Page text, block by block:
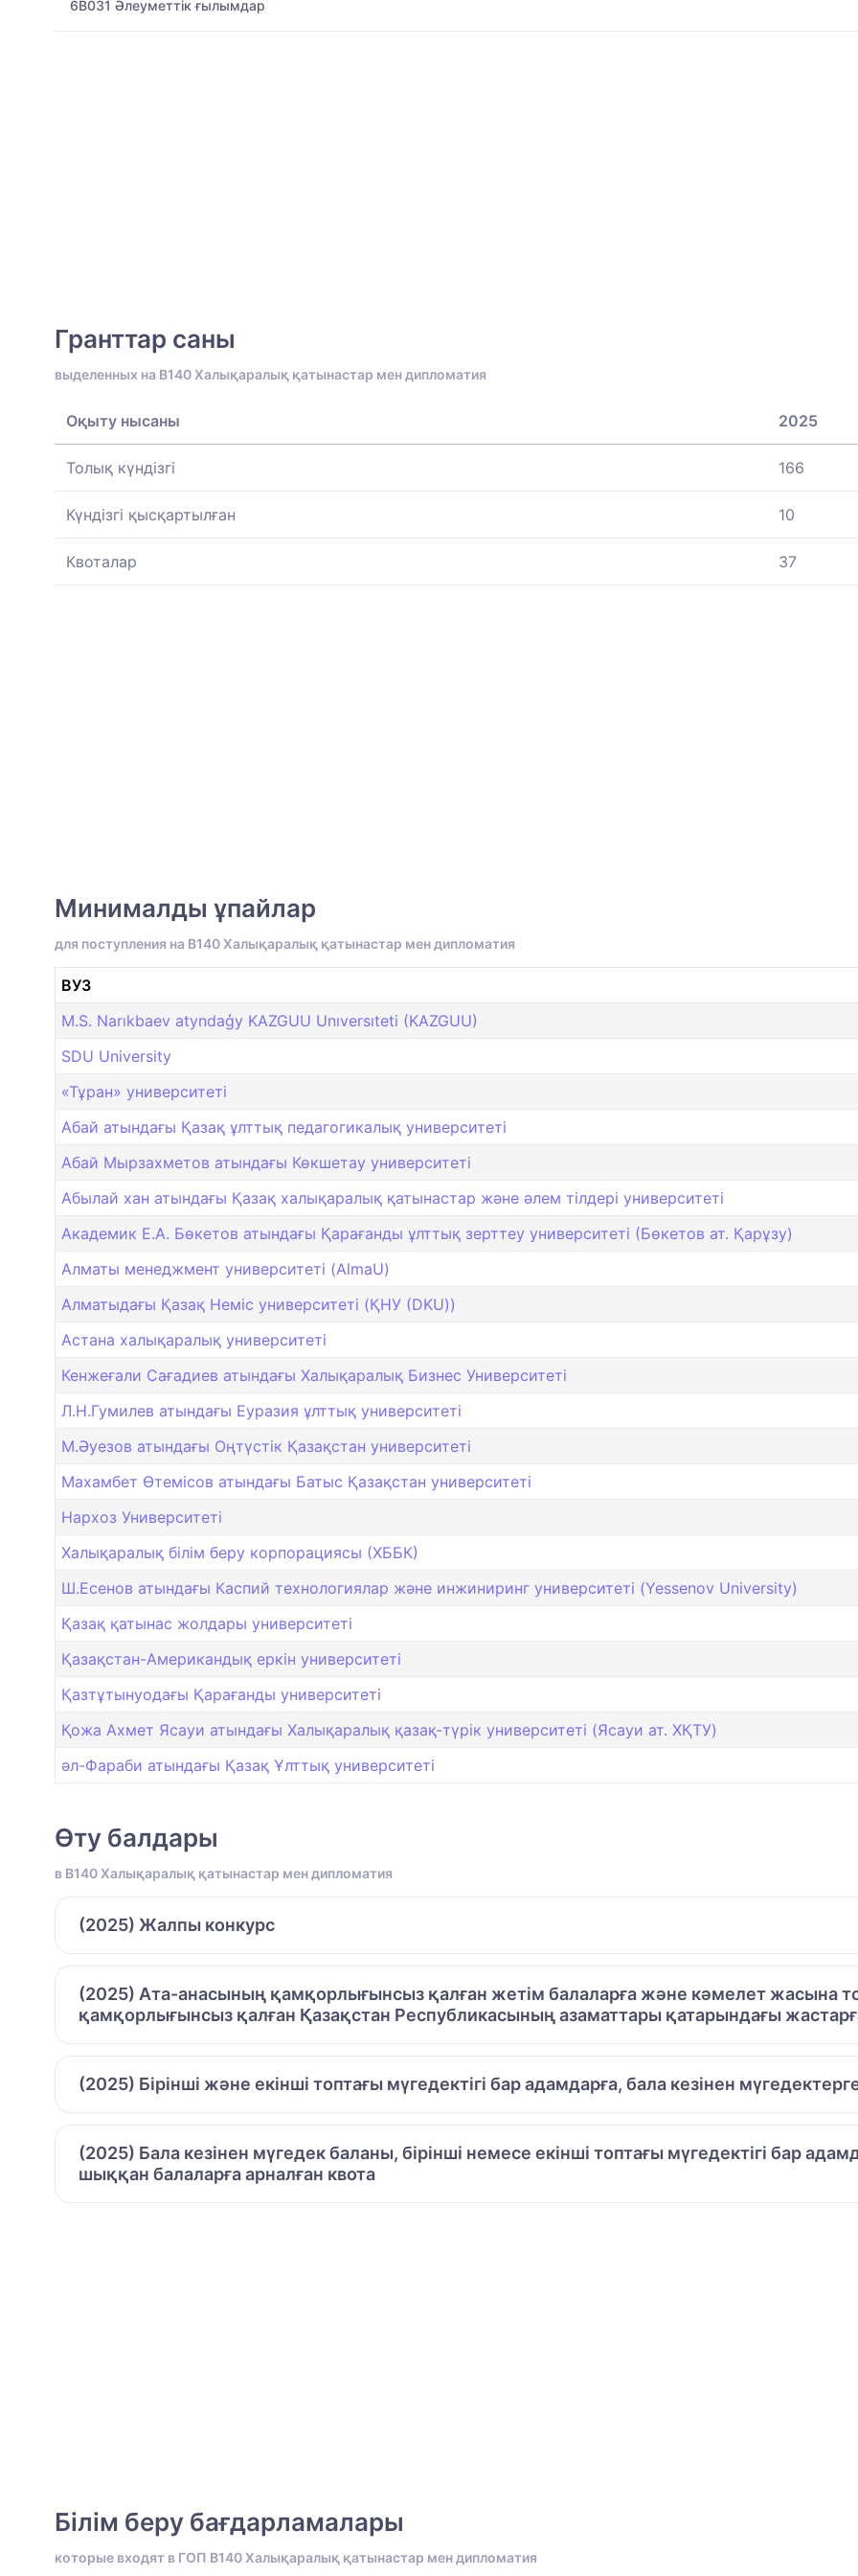
6B031 Әлеуметтік ғылымдар
Гранттар саны
выделенных на B140 Халықаралық қатынастар мен дипломатия
Оқыту нысаны 2025
Толық күндізгі 166
Күндізгі қысқартылған 10
Квоталар 37
Минималды ұпайлар
для поступления на B140 Халықаралық қатынастар мен дипломатия
ВУЗ
M.S. Narıkbaev atyndaģy KAZGUU Unıversıteti (KAZGUU)
SDU University
«Тұран» университеті
Абай атындағы Қазақ ұлттық педагогикалық университеті
Абай Мырзахметов атындағы Көкшетау университеті
Абылай хан атындағы Қазақ халықаралық қатынастар және әлем тілдері университеті
Академик Е.А. Бөкетов атындағы Қарағанды ұлттық зерттеу университеті (Бөкетов ат. Қарұзу)
Алматы менеджмент университеті (AlmaU)
Алматыдағы Қазақ Немiс университетi (ҚНУ (DKU))
Астана халықаралық университеті
Кенжеғали Сағадиев атындағы Халықаралық Бизнес Университеті
Л.Н.Гумилев атындағы Еуразия ұлттық университеті
М.Әуезов атындағы Оңтүстік Қазақстан университеті
Махамбет Өтемісов атындағы Батыс Қазақстан университеті
Нархоз Университеті
Халықаралық білім беру корпорациясы (ХББК)
Ш.Есенов атындағы Каспий технологиялар және инжиниринг университеті (Yessenov University)
Қазақ қатынас жолдары университеті
Қазақстан-Американдық еркін университеті
Қазтұтынуодағы Қарағанды университеті
Қожа Ахмет Ясауи атындағы Халықаралық қазақ-түрiк университетi (Ясауи ат. ХҚТУ)
әл-Фараби атындағы Қазақ Ұлттық университеті
Өту балдары
в B140 Халықаралық қатынастар мен дипломатия
(2025) Жалпы конкурс
(2025) Ата-анасының қамқорлығынсыз қалған жетім балаларға және кәмелет жасына
қамқорлығынсыз қалған Қазақстан Республикасының азаматтары қатарындағы
(2025) Бірінші және екінші топтағы мүгедектігі бар адамдарға, бала кезінен
(2025) Бала кезінен мүгедек баланы, бірінші немесе екінші топтағы мүгедектігі бар
шыққан балаларға арналған квота
Білім беру бағдарламалары
которые входят в ГОП B140 Халықаралық қатынастар мен дипломатия